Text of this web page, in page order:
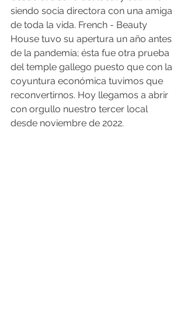
siendo socia directora con una amiga
de toda la vida. French - Beauty
House tuvo su apertura un año antes
de la pandemia; ésta fue otra prueba
del temple gallego puesto que con la
coyuntura económica tuvimos que
reconvertirnos. Hoy llegamos a abrir
con orgullo nuestro tercer local
desde noviembre de 2022.